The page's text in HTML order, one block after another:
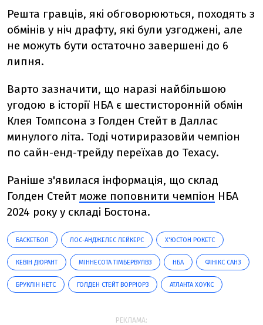
Решта гравців, які обговорюються, походять з
обмінів у ніч драфту, які були узгоджені, але
не можуть бути остаточно завершені до 6
липня.
Варто зазначити, що наразі найбільшою
угодою в історії НБА є шестисторонній обмін
Клея Томпсона з Голден Стейт в Даллас
минулого літа. Тоді чотириразовйи чемпіон
по сайн-енд-трейду переїхав до Техасу.
Раніше з'явилася інформація, що склад
Голден Стейтможе поповнити чемпіон НБА
2024 року у складі Бостона.
БАСКЕТБОЛ ЛОС-АНДЖЕЛЕС ЛЕЙКЕРС Х'ЮСТОН РОКЕТС
КЕВІН ДЮРАНТ МІННЕСОТА ТІМБЕРВУЛВЗ НБА ФІНІКС САНЗ
БРУКЛІН НЕТС ГОЛДЕН СТЕЙТ ВОРРІОРЗ АТЛАНТА ХОУКС
РЕКЛАМА: